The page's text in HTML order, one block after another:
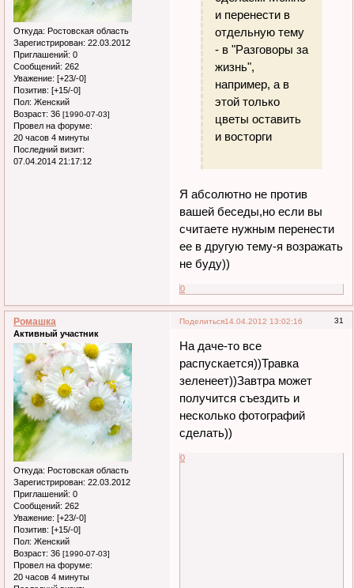
Откуда: Ростовская область
Зарегистрирован: 22.03.2012
Приглашений: 0
Сообщений: 262
Уважение: [+23/-0]
Позитив: [+15/-0]
Пол: Женский
Возраст: 36 [1990-07-03]
Провел на форуме:
20 часов 4 минуты
Последний визит:
07.04.2014 21:17:12
и перенести в
отдельную тему
- в "Разговоры за
жизнь",
например, а в
этой только
цветы оставить
и восторги
Я абсолютно не против
вашей беседы,но если вы
считаете нужным перенести
ее в другую тему-я возражать
не буду))
0
Поделиться 31
14.04.2012 13:02:16
Ромашка
Активный участник
Откуда: Ростовская область
Зарегистрирован: 22.03.2012
Приглашений: 0
Сообщений: 262
Уважение: [+23/-0]
Позитив: [+15/-0]
Пол: Женский
Возраст: 36 [1990-07-03]
Провел на форуме:
20 часов 4 минуты
На даче-то все
распускается))Травка
зеленеет))Завтра может
получится съездить и
несколько фотографий
сделать))
0